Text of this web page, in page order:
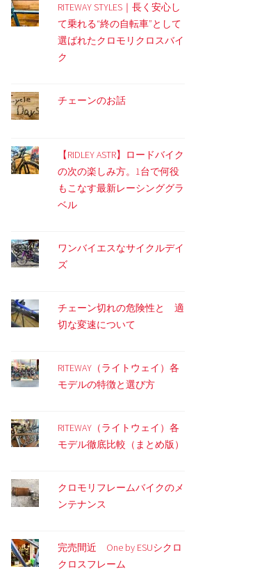
RITEWAY STYLES｜長く安心し
て乗れる“終の自転車”として
選ばれたクロモリクロスバイ
ク
チェーンのお話
【RIDLEY ASTR】ロードバイク
の次の楽しみ方。1台で何役
もこなす最新レーシンググラ
ベル
ワンバイエスなサイクルデイ
ズ
チェーン切れの危険性と 適
切な変速について
RITEWAY（ライトウェイ）各
モデルの特徴と選び方
RITEWAY（ライトウェイ）各
モデル徹底比較（まとめ版）
クロモリフレームバイクのメ
ンテナンス
完売間近 One by ESUシクロ
クロスフレーム